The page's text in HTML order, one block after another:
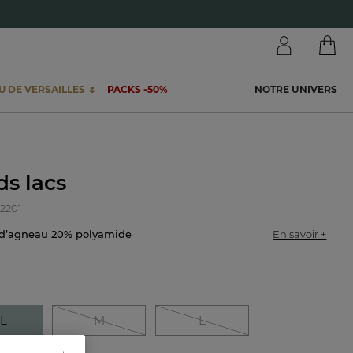
DE VERSAILLES 🌷 PACKS -50% NOTRE UNIVERS
lacs
20% polyamide En savoir +
M L